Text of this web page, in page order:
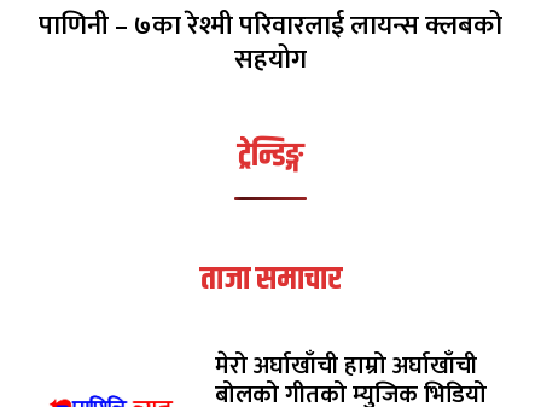
पाणिनी – ७का रेश्मी परिवारलाई लायन्स क्लबको
सहयोग
ट्रेन्डिङ्ग
ताजा समाचार
मेरो अर्घाखाँची हाम्रो अर्घाखाँची
बोलको गीतको म्युजिक भिडियो